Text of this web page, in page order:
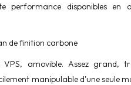
performance disponibles en
de finition carbone
VPS, amovible. Assez grand,
manipulable d'une seule